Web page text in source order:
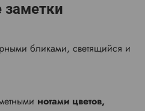
заметки
бликами, светящийся и
нотами цветов,